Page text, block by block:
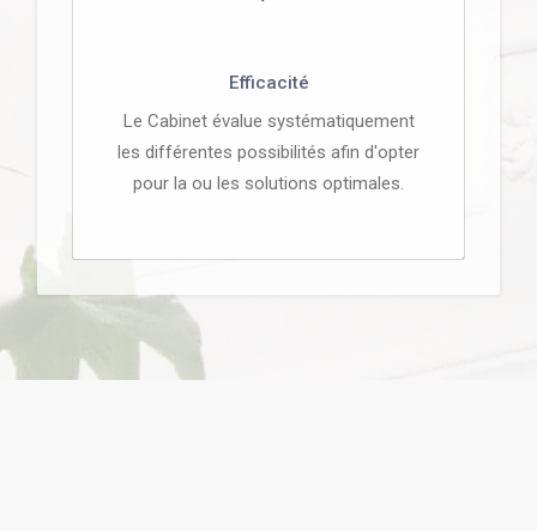
Efficacité
Le Cabinet évalue systématiquement
les différentes possibilités afin d'opter
pour la ou les solutions optimales.